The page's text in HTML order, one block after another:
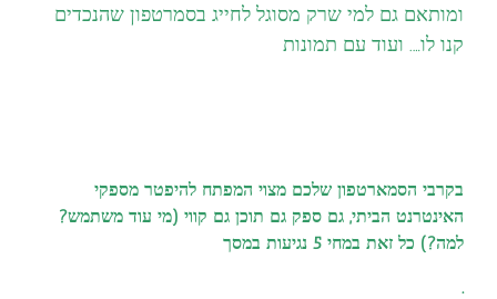
ומותאם גם למי שרק מסוגל לחייג בסמרטפון שהנכדים
קנו לו…. ועוד עם תמונות
בקרבי הסמארטפון שלכם מצוי המפתח להיפטר מספקי
האינטרנט הביתי, גם ספק גם תוכן גם קווי (מי עוד משתמש?
למה?) כל זאת במחי 5 נגיעות במסך
.